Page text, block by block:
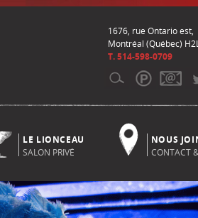
1676, rue Ontario est,
Montréal (Québec)
T. 514-598-0709
LE LIONCEAU
SALON PRIVÉ
NOUS
CONTACT